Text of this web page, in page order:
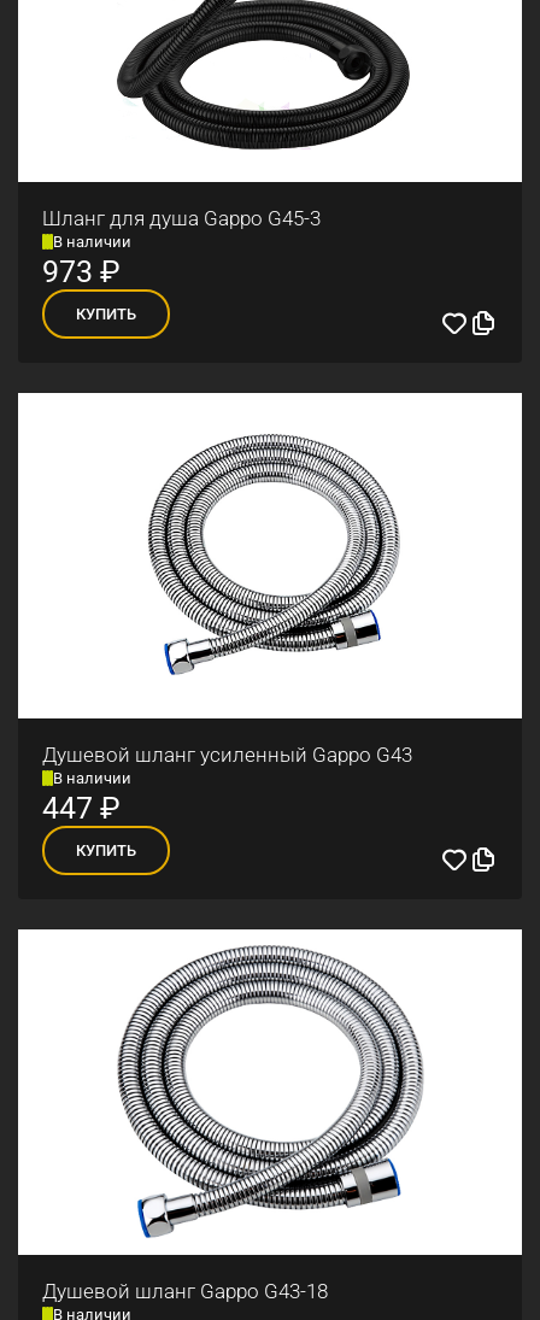
Шланг для душа Gappo G45-3
В наличии
973 ₽
КУПИТЬ
Душевой шланг усиленный Gappo G43
В наличии
447 ₽
КУПИТЬ
Душевой шланг Gappo G43-18
В наличии